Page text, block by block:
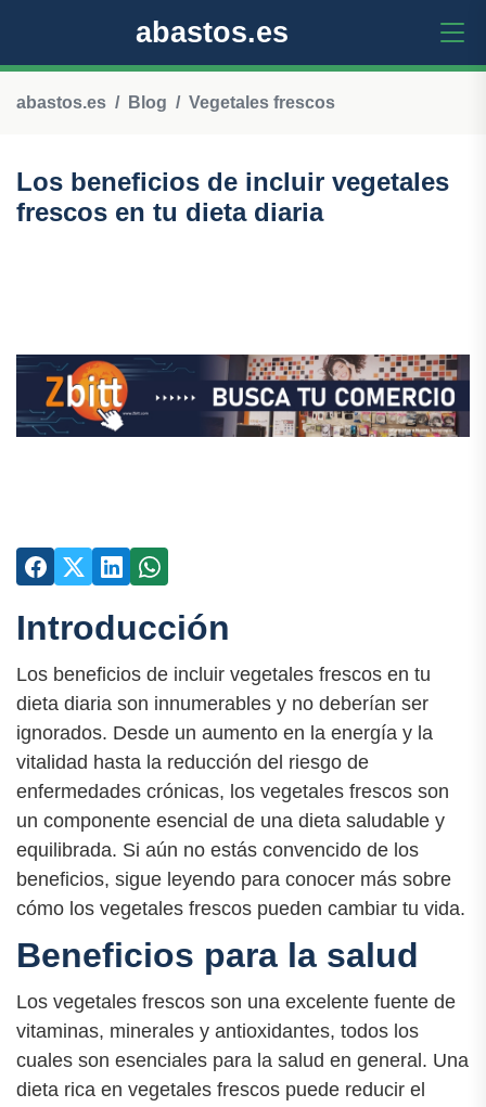
abastos.es
abastos.es Blog Vegetales frescos
Los beneficios de incluir vegetales
frescos en tu dieta diaria
Introducción
Los beneficios de incluir vegetales frescos en tu
dieta diaria son innumerables y no deberían ser
ignorados. Desde un aumento en la energía y la
vitalidad hasta la reducción del riesgo de
enfermedades crónicas, los vegetales frescos son
un componente esencial de una dieta saludable y
equilibrada. Si aún no estás convencido de los
beneficios, sigue leyendo para conocer más sobre
cómo los vegetales frescos pueden cambiar tu vida.
Beneficios para la salud
Los vegetales frescos son una excelente fuente de
vitaminas, minerales y antioxidantes, todos los
cuales son esenciales para la salud en general. Una
dieta rica en vegetales frescos puede reducir el